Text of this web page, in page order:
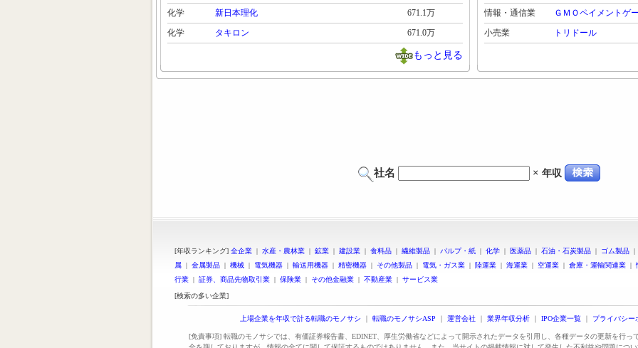
化学
新日本理化
671.1万
化学
タキロン 671.0万
もっと見る
情報・通信業
ＧＭＯペイメントゲ
小売業
トリドール
社名 × 年収
[年収ランキング] 全企業 | 水産・農林業 | 鉱業 | 建設業 | 食料品 | 繊維製品 | パルプ・紙 | 化学 | 医薬品 | 石油・石炭製品 | ゴム製品
属 | 金属製品 | 機械 | 電気機器 | 輸送用機器 | 精密機器 | その他製品 | 電気・ガス業 | 陸運業 | 海運業 | 空運業 | 倉庫・運輸関連業 |
行業 | 証券、商品先物取引業 | 保険業 | その他金融業 | 不動産業 | サービス業
[検索の多い企業]
上場企業を年収で計る転職のモノサシ ｜ 転職のモノサシASP ｜ 運営会社 ｜ 業界年収分析 ｜ IPO企業一覧 ｜ プライバシー
[免責事項] 転職のモノサシでは、有価証券報告書、EDINET、厚生労働省などによって開示されたデータを引用し、各種データの更新を行っ